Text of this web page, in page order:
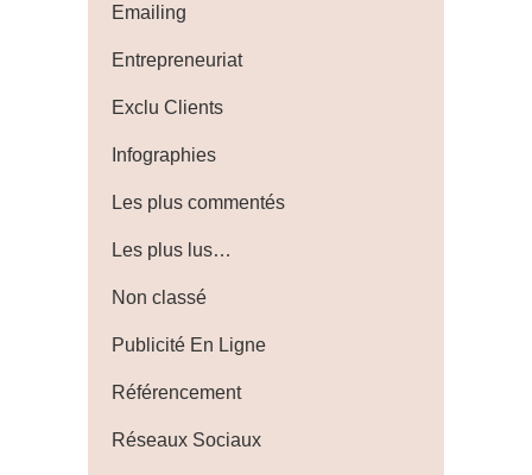
Emailing
Entrepreneuriat
Exclu Clients
Infographies
Les plus commentés
Les plus lus…
Non classé
Publicité En Ligne
Référencement
Réseaux Sociaux